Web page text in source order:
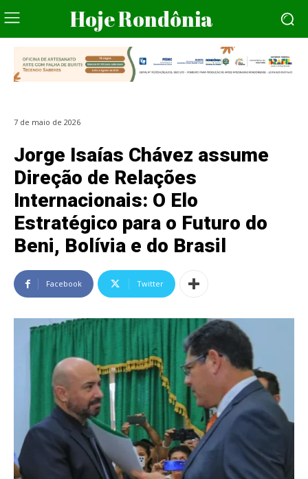
Hoje Rondônia
7 de maio de 2026
Jorge Isaías Chávez assume
Direção de Relações
Internacionais: O Elo
Estratégico para o Futuro do
Beni, Bolívia e do Brasil
Facebook Twitter